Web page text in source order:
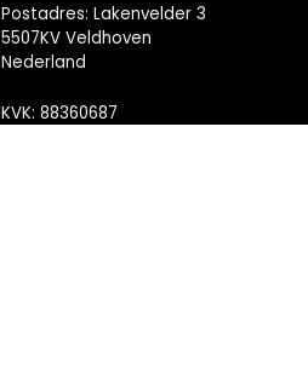
Postadres: Lakenvelder 3
5507KV Veldhoven
Nederland
KVK: 88360687